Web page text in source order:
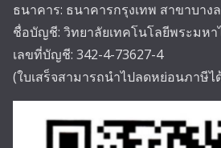
ธนาคาร: ธนาคารกรุงเทพ สาขาบาง
ชื่อบัญชี: วิทยาลัยเทคโนโลยีพระมหา
เลขที่บัญชี: 342-4-73627-4
(ใบเสร็จสามารถนำไปลดหย่อนภาษีไ